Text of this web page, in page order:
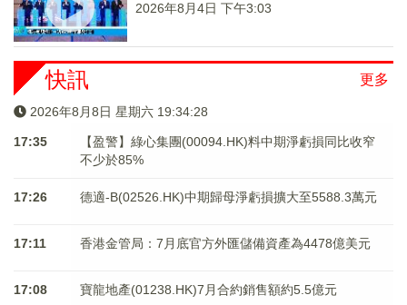
2026年8月4日 下午3:03
更多
快訊
2026年8月8日 星期六 19:34:29
17:35
【盈警】綠心集團(00094.HK)料中期淨虧損同比收窄
不少於85%
17:26 德適-B(02526.HK)中期歸母淨虧損擴大至5588.3萬元
17:11 香港金管局：7月底官方外匯儲備資產為4478億美元
17:08 寶龍地產(01238.HK)7月合約銷售額約5.5億元